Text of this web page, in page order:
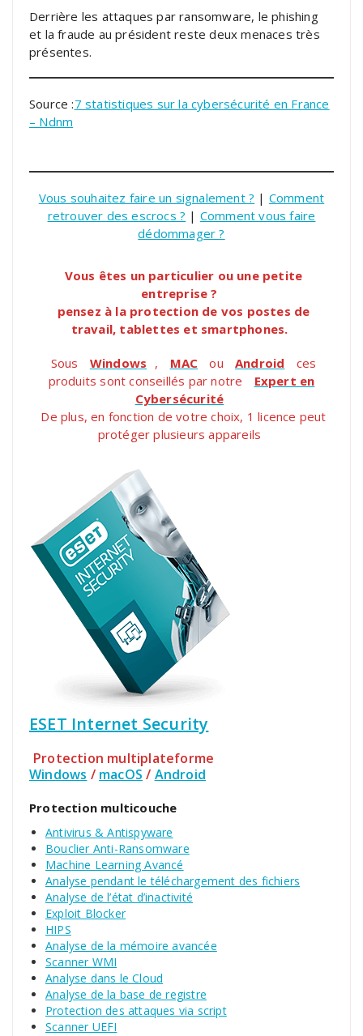
Derrière les attaques par ransomware, le phishing
et la fraude au président reste deux menaces très
présentes.
Source :7 statistiques sur la cybersécurité en France
– Ndnm
Vous souhaitez faire un signalement ? | Comment
retrouver des escrocs ? | Comment vous faire
dédommager ?
Vous êtes un particulier ou une petite
entreprise ?
pensez à la protection de vos postes de
travail, tablettes et smartphones.
Sous Windows , MAC ou Android
ces
produits sont conseillés par notre
Expert en
Cybersécurité
De plus, en fonction de votre choix, 1 licence peut
protéger plusieurs appareils
ESET Internet Security
Protection multiplateforme
Windows / macOS / Android
Protection multicouche
Antivirus & Antispyware
Bouclier Anti-Ransomware
Machine Learning Avancé
Analyse pendant le téléchargement des fichiers
Analyse de l’état d’inactivité
Exploit Blocker
HIPS
Analyse de la mémoire avancée
Scanner WMI
Analyse dans le Cloud
Analyse de la base de registre
Protection des attaques via script
Scanner UEFI